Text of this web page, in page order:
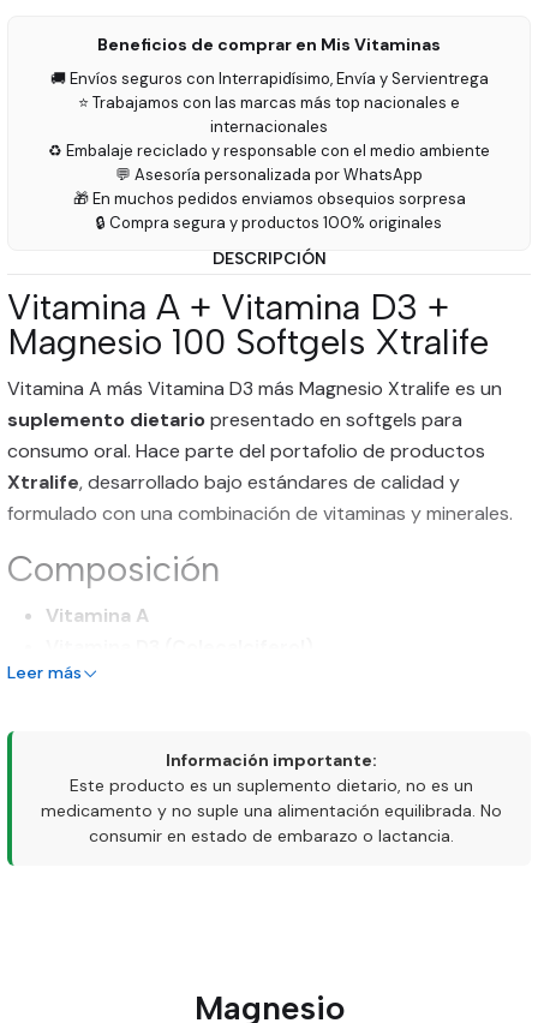
Beneficios de comprar en Mis Vitaminas
🚚 Envíos seguros con Interrapidísimo, Envía y Servientrega
⭐ Trabajamos con las marcas más top nacionales e
internacionales
♻️ Embalaje reciclado y responsable con el medio ambiente
💬 Asesoría personalizada por WhatsApp
🎁 En muchos pedidos enviamos obsequios sorpresa
🔒 Compra segura y productos 100% originales
DESCRIPCIÓN
Vitamina A + Vitamina D3 +
Magnesio 100 Softgels Xtralife
Vitamina A más Vitamina D3 más Magnesio Xtralife es un
suplemento dietariopresentado en softgels para
consumo oral. Hace parte del portafolio de productos
Xtralife, desarrollado bajo estándares de calidad y
formulado con una combinación de vitaminas y minerales.
Composición
Vitamina A
Magnesio
(La composición exacta y concentraciones corresponden a
la información declarada en la etiqueta del producto).
Presentación
Modo de consumo sugerido
Leer más
Información importante:
Este producto es un suplemento dietario, no es un
medicamento y no suple una alimentación equilibrada. No
consumir en estado de embarazo o lactancia.
Magnesio